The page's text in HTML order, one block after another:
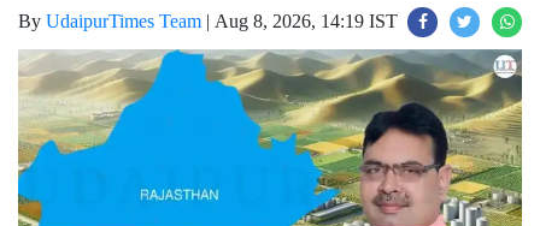
By UdaipurTimes Team | Aug 8, 2026, 14:19 IST